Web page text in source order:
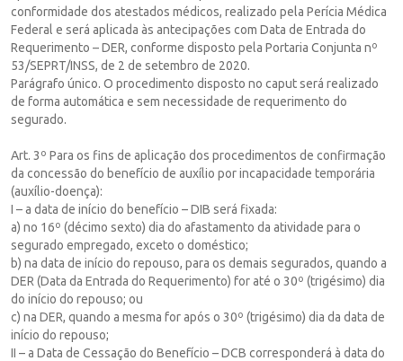
conformidade dos atestados médicos, realizado pela Perícia Médica
Federal e será aplicada às antecipações com Data de Entrada do
Requerimento – DER, conforme disposto pela Portaria Conjunta nº
53/SEPRT/INSS, de 2 de setembro de 2020.
Parágrafo único. O procedimento disposto no caput será realizado
de forma automática e sem necessidade de requerimento do
segurado.
Art. 3º Para os fins de aplicação dos procedimentos de confirmação
da concessão do benefício de auxílio por incapacidade temporária
(auxílio-doença):
I – a data de início do benefício – DIB será fixada:
a) no 16º (décimo sexto) dia do afastamento da atividade para o
segurado empregado, exceto o doméstico;
b) na data de início do repouso, para os demais segurados, quando a
DER (Data da Entrada do Requerimento) for até o 30º (trigésimo) dia
do início do repouso; ou
c) na DER, quando a mesma for após o 30º (trigésimo) dia da data de
início do repouso;
II – a Data de Cessação do Benefício – DCB corresponderá à data do